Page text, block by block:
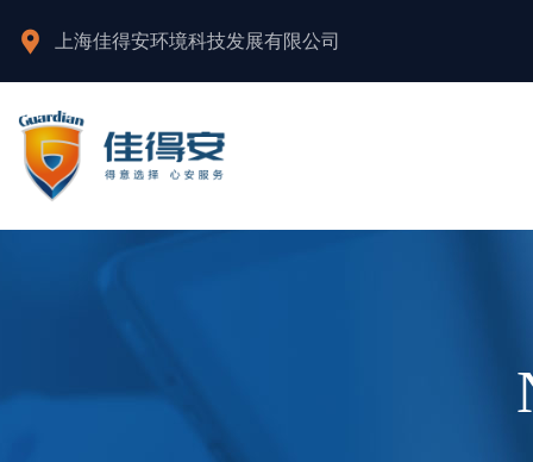
上海佳得安环境科技发展有限公司